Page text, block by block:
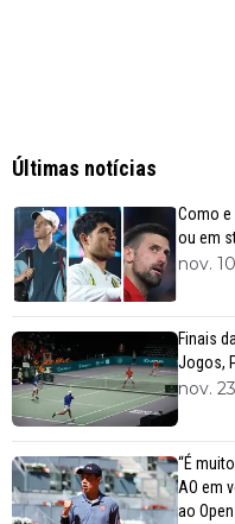
Últimas notícias
Como e
ou em
nov.
Finais
Jogos,
nov.
“É
AO em
ao